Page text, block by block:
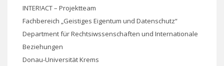
INTER!ACT – Projektteam
Fachbereich „Geistiges Eigentum und Datenschutz“
Department für Rechtsiwssenschaften und Internationale
Beziehungen
Donau-Universität Krems